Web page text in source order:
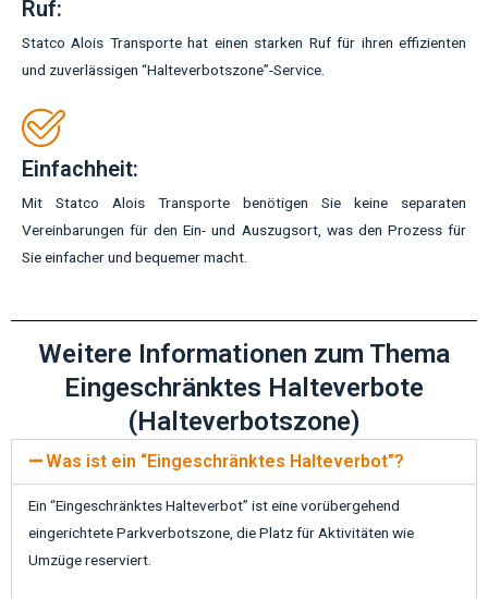
Ruf:
Statco Alois Transporte hat einen starken Ruf für ihren effizienten
und zuverlässigen “Halteverbotszone”-Service.
Einfachheit:
Mit Statco Alois Transporte benötigen Sie keine separaten
Vereinbarungen für den Ein- und Auszugsort, was den Prozess für
Sie einfacher und bequemer macht.
Weitere Informationen zum Thema
Eingeschränktes Halteverbote
(Halteverbotszone)
Was ist ein “Eingeschränktes Halteverbot”?
Ein “Eingeschränktes Halteverbot” ist eine vorübergehend
eingerichtete Parkverbotszone, die Platz für Aktivitäten wie
Umzüge reserviert.